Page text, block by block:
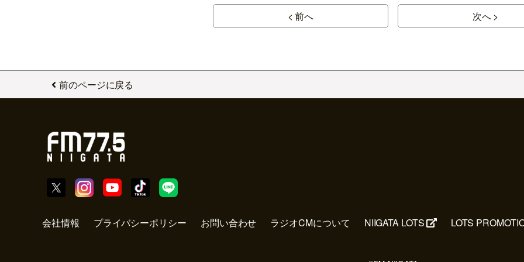
< 前へ 次へ >
前のページに戻る
会社情報 プライバシーポリシー お問い合わせ ラジオCMについて NIIGATA LOTS LOTS